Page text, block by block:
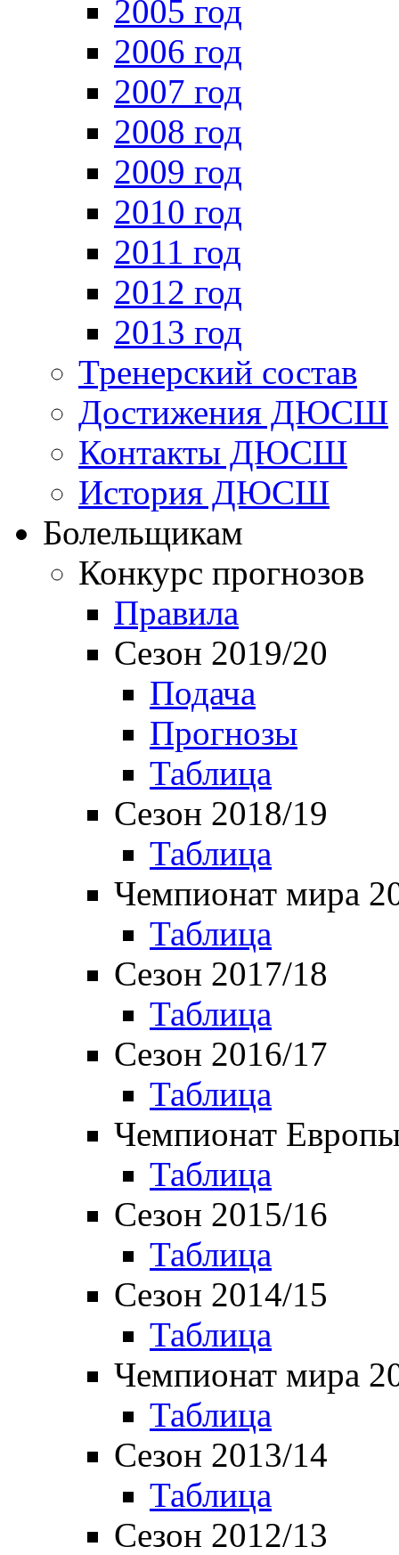
2005 год
2006 год
2007 год
2008 год
2009 год
2010 год
2011 год
2012 год
2013 год
Тренерский состав
Достижения ДЮСШ
Контакты ДЮСШ
История ДЮСШ
Болельщикам
Конкурс прогнозов
Правила
Сезон 2019/20
Подача
Прогнозы
Таблица
Сезон 2018/19
Таблица
Чемпионат мира
Таблица
Сезон 2017/18
Таблица
Сезон 2016/17
Таблица
Чемпионат
Таблица
Сезон 2015/16
Таблица
Сезон 2014/15
Таблица
Чемпионат мира
Таблица
Сезон 2013/14
Таблица
Сезон 2012/13